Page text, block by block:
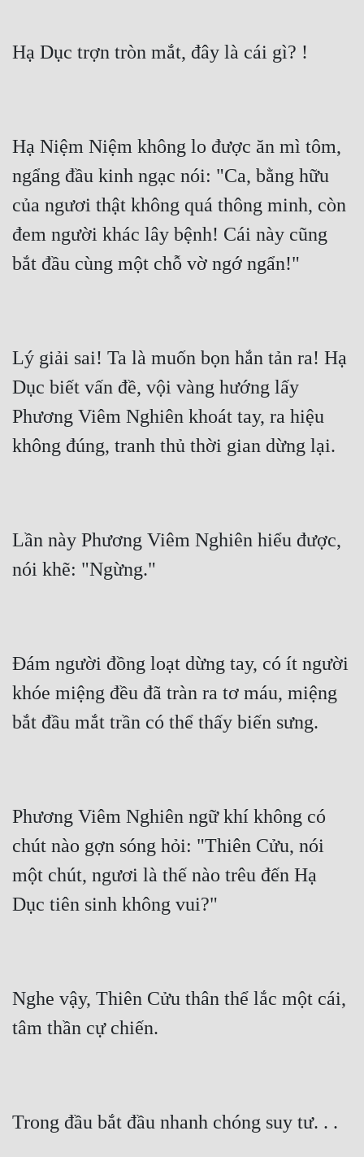
Hạ Dục trợn tròn mắt, đây là cái gì? !
Hạ Niệm Niệm không lo được ăn mì tôm,
ngẩng đầu kinh ngạc nói: "Ca, bằng hữu
của ngươi thật không quá thông minh, còn
đem người khác lây bệnh! Cái này cũng
bắt đầu cùng một chỗ vờ ngớ ngẩn!"
Lý giải sai! Ta là muốn bọn hắn tản ra! Hạ
Dục biết vấn đề, vội vàng hướng lấy
Phương Viêm Nghiên khoát tay, ra hiệu
không đúng, tranh thủ thời gian dừng lại.
Lần này Phương Viêm Nghiên hiểu được,
nói khẽ: "Ngừng."
Đám người đồng loạt dừng tay, có ít người
khóe miệng đều đã tràn ra tơ máu, miệng
bắt đầu mắt trần có thể thấy biến sưng.
Phương Viêm Nghiên ngữ khí không có
chút nào gợn sóng hỏi: "Thiên Cửu, nói
một chút, ngươi là thế nào trêu đến Hạ
Dục tiên sinh không vui?"
Nghe vậy, Thiên Cửu thân thể lắc một cái,
tâm thần cự chiến.
Trong đầu bắt đầu nhanh chóng suy tư. . .